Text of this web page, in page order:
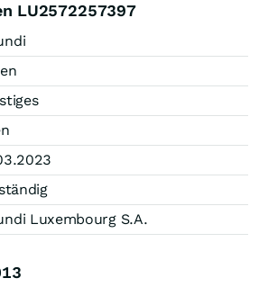
LU2572257397
Luxembourg S.A.